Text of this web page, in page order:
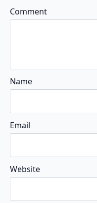
Comment
Name
Email
Website